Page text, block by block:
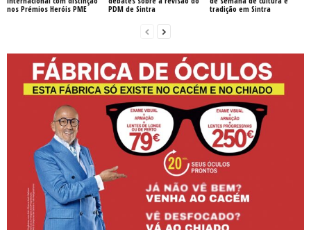
nos Prémios Heróis PME
PDM de Sintra
tradição em Sintra